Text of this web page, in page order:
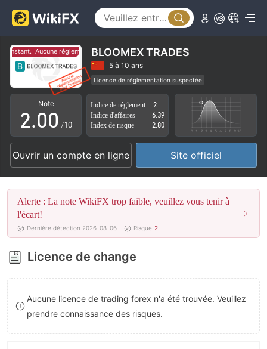
l'instant. Aucune réglementation pour l'instant.
BLOOMEX TRADES
5 à 10 ans
Licence de réglementation suspectée
Région d'affaires suspectée
Risque élevé potentiel
Note
0
1
2
3
4
5
6
7
8
9
.0
1
2
3
4
5
6
7
8
9
0
1
2
3
5
6
7
8
9
/10
Indice d'affaires
6.39
Index de risque
2.80
Ouvrir un compte en ligne Site officiel
Alerte : La note WikiFX trop faible, veuillez vous tenir à
l'écart!
Dernière détection 2026-08-06 Risque 2
Licence de change
Aucune licence de trading forex n'a été trouvée. Veuillez
prendre connaissance des risques.